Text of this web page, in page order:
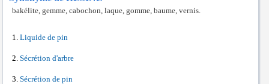
bakélite, gemme, cabochon, laque, gomme, baume, vernis.
Liquide de pin
Sécrétion d'arbre
Sécrétion de pin